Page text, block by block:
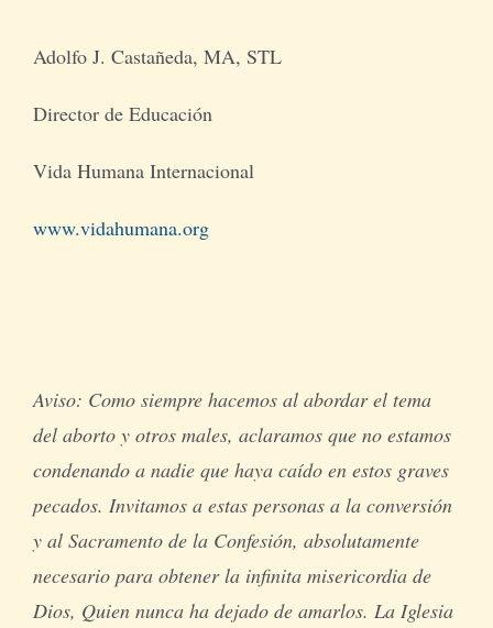
Adolfo J. Castañeda, MA, STL
Director de Educación
Vida Humana Internacional
www.vidahumana.org
Aviso: Como siempre hacemos al abordar el tema
del aborto y otros males, aclaramos que no estamos
condenando a nadie que haya caído en estos graves
pecados. Invitamos a estas personas a la conversión
y al Sacramento de la Confesión, absolutamente
necesario para obtener la infinita misericordia de
Dios, Quien nunca ha dejado de amarlos. La Iglesia